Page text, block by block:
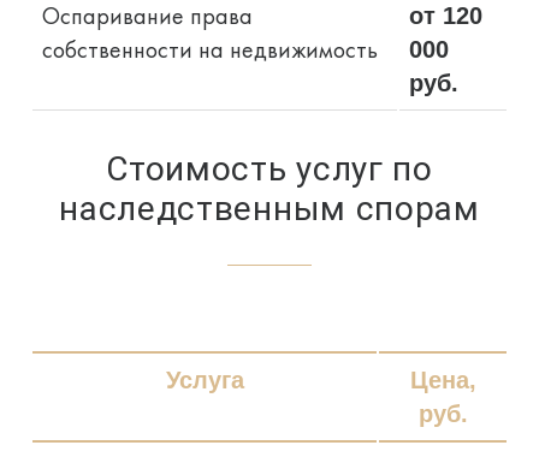
Оспаривание права
собственности на недвижимость
от 120
000
руб.
Стоимость услуг по
наследственным спорам
Услуга
Цена,
руб.